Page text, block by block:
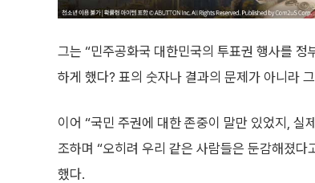
그는 “민주공화국 대한민국의 투표권 행사를
하게 했다? 표의 숫자나 결과의 문제가 아니라
이어 “국민 주권에 대한 존중이 말만 있었지, 실
조하며 “오히려 우리 같은 사람들은 둔감해졌
했다.